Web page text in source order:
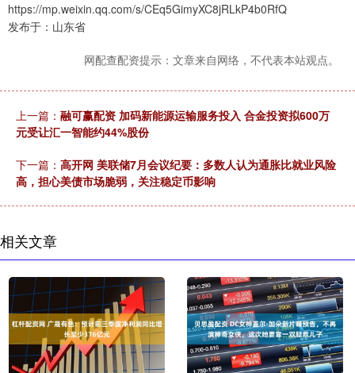
https://mp.weixin.qq.com/s/CEq5GimyXC8jRLkP4b0RfQ
发布于：山东省
网配查配资提示：文章来自网络，不代表本站观点。
上一篇： 融可赢配资 加码新能源运输服务投入 合金投资拟600万
元受让汇一智能约44%股份
下一篇： 高开网 美联储7月会议纪要：多数人认为通胀比就业风险
高，担心美债市场脆弱，关注稳定币影响
相关文章